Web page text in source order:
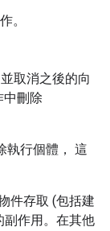
。
取消之後的向
中刪除
執行個體， 這
件存取 (包括建
副作用。在其他